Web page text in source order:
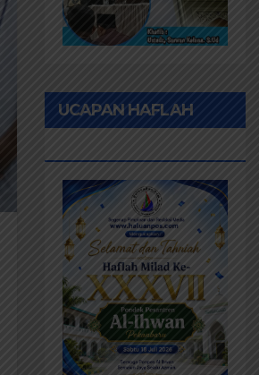
UCAPAN HAFLAH